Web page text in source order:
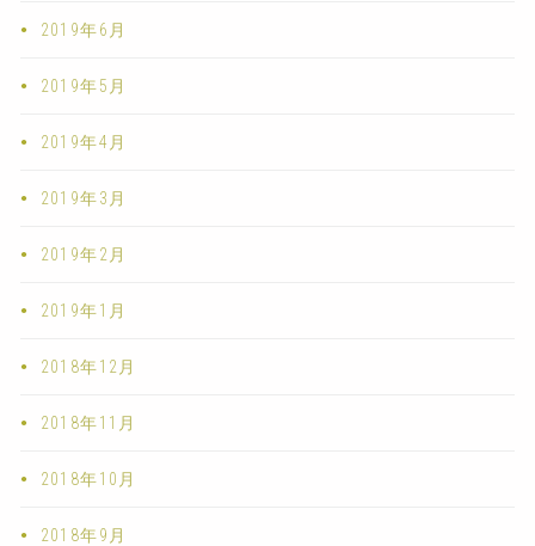
2019年6月
2019年5月
2019年4月
2019年3月
2019年2月
2019年1月
2018年12月
2018年11月
2018年10月
2018年9月